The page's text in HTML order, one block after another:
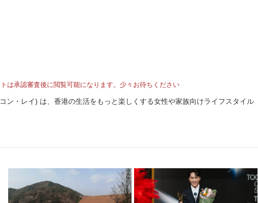
は承認審査後に閲覧可能になります。少々お待ちください
ン・レイ) は、香港の生活をもっと楽しくする女性や家族向けライフスタイル